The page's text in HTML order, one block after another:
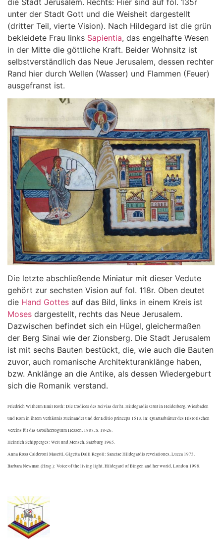
unter der Stadt Gott und die Weisheit dargestellt
(dritter Teil, vierte Vision). Nach Hildegard ist die grün
bekleidete Frau links Sapientia, das engelhafte Wesen
in der Mitte die göttliche Kraft. Beider Wohnsitz ist
selbstverständlich das Neue Jerusalem, dessen rechter
Rand hier durch Wellen (Wasser) und Flammen (Feuer)
ausgefranst ist.
Die letzte abschließende Miniatur mit dieser Vedute
gehört zur sechsten Vision auf fol. 118r. Oben deutet
die Hand Gottes auf das Bild, links in einem Kreis ist
Moses dargestellt, rechts das Neue Jerusalem.
Dazwischen befindet sich ein Hügel, gleichermaßen
der Berg Sinai wie der Zionsberg. Die Stadt Jerusalem
ist mit sechs Bauten bestückt, die, wie auch die Bauten
zuvor, auch romanische Architekturanklänge haben,
bzw. Anklänge an die Antike, als dessen Wiedergeburt
sich die Romanik verstand.
Friedrich Wilhelm Emil Roth: Die Codices des Scivias der hl. Hildegardis OSB in Heidelberg, Wiesbaden
und Rom in ihrem Verhältnis zueinander und der Editio princeps 1513, in: Quartalblätter des Historischen
Vereins für das Großherzogtum Hessen, 1887, S. 18-26.
Heinrich Schipperges: Welt und Mensch, Salzburg 1965.
Anna Rosa Calderoni Masetti, Gigetta Dalli Regoli: Sanctae Hildegardis revelationes, Lucca 1973.
Barbara Newman (Hrsg.): Voice of the living light. Hildegard of Bingen and her world, London 1998.